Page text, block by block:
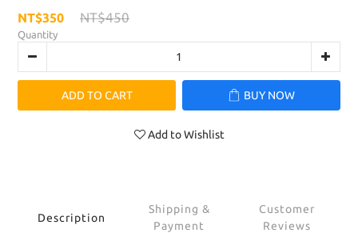
NT$350 NT$450
Quantity
ADD TO CART BUY NOW
Add to Wishlist
Description
Shipping &
Payment
Customer
Reviews